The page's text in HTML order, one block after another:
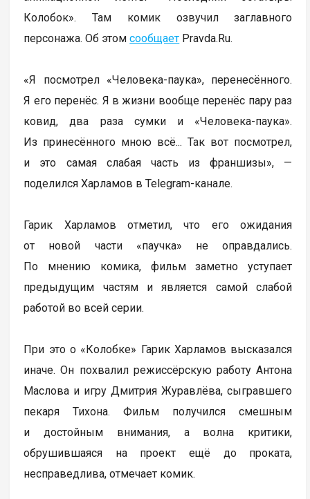
Колобок». Там комик озвучил заглавного
персонажа. Об этомсообщает Pravda.Ru.
«Я посмотрел «Человека-паука», перенесённого.
Я его перенёс. Я в жизни вообще перенёс пару раз
ковид, два раза сумки и «Человека-паука».
Из принесённого мною всё... Так вот посмотрел,
и это самая слабая часть из франшизы», —
поделился Харламов в Telegram-канале.
Гарик Харламов отметил, что его ожидания
от новой части «паучка» не оправдались.
По мнению комика, фильм заметно уступает
предыдущим частям и является самой слабой
работой во всей серии.
При это о «Колобке» Гарик Харламов высказался
иначе. Он похвалил режиссёрскую работу Антона
Маслова и игру Дмитрия Журавлёва, сыгравшего
пекаря Тихона. Фильм получился смешным
и достойным внимания, а волна критики,
обрушившаяся на проект ещё до проката,
несправедлива, отмечает комик.